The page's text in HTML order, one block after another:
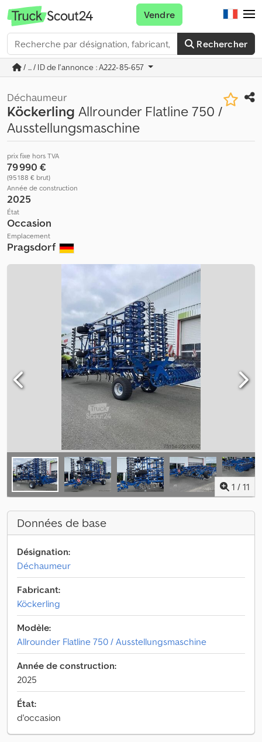
Rechercher
Vendre
/ ... / ID de l'annonce : A222-85-657
Déchaumeur
Köckerling Allrounder Flatline 750 /
Ausstellungsmaschine
prix fixe hors TVA
79 990 €
(95 188 € brut)
Année de construction
2025
État
Occasion
Emplacement
Pragsdorf
1 / 11
Données de base
Désignation:
Déchaumeur
Fabricant:
Köckerling
Modèle:
Allrounder Flatline 750 / Ausstellungsmaschine
Année de construction:
2025
État:
d'occasion